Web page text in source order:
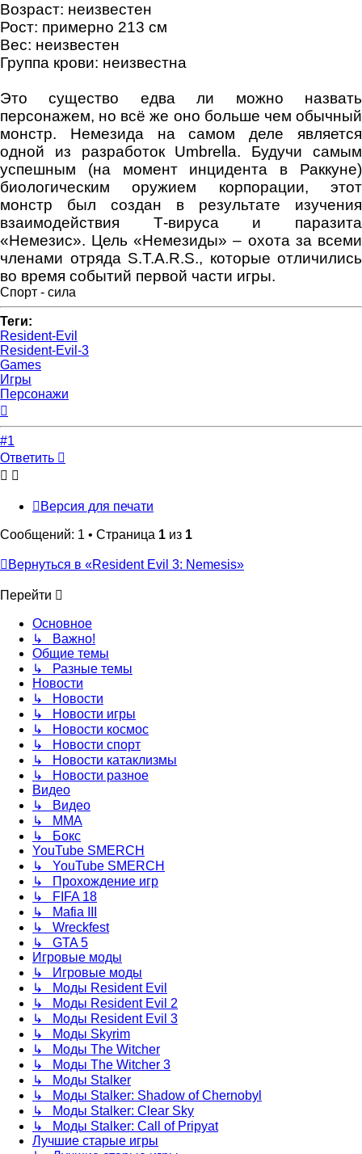
Возраст: неизвестен
Рост: примерно 213 см
Вес: неизвестен
Группа крови: неизвестна
Это существо едва ли можно назвать
персонажем, но всё же оно больше чем обычный
монстр. Немезида на самом деле является
одной из разработок Umbrella. Будучи самым
успешным (на момент инцидента в Раккуне)
биологическим оружием корпорации, этот
монстр был создан в результате изучения
взаимодействия Т-вируса и паразита
«Немезис». Цель «Немезиды» – охота за всеми
членами отряда S.T.A.R.S., которые отличились
во время событий первой части игры.
Спорт - сила
Теги:
Resident-Evil
Resident-Evil-3
Games
Игры
Персонажи
началу
#1
Ответить
Версия для печати
Сообщений: 1 • Страница 1 из 1
Вернуться в «Resident Evil 3: Nemesis»
Перейти
Основное
↳ Важно!
Общие темы
↳ Разные темы
Новости
↳ Новости
↳ Новости игры
↳ Новости космос
↳ Новости спорт
↳ Новости катаклизмы
↳ Новости разное
Видео
↳ Видео
↳ ММА
↳ Бокс
YouTube SMERCH
↳ YouTube SMERCH
↳ Прохождение игр
↳ FIFA 18
↳ Mafia III
↳ Wreckfest
↳ GTA 5
Игровые моды
↳ Игровые моды
↳ Моды Resident Evil
↳ Моды Resident Evil 2
↳ Моды Resident Evil 3
↳ Моды Skyrim
↳ Моды The Witcher
↳ Моды The Witcher 3
↳ Моды Stalker
↳ Моды Stalker: Shadow of Chernobyl
↳ Моды Stalker: Clear Sky
↳ Моды Stalker: Call of Pripyat
Лучшие старые игры